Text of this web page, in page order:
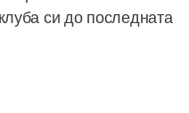
си до последната